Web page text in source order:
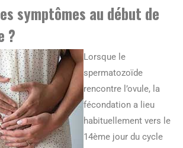
symptômes au début de
?
Lorsque le
spermatozoïde
rencontre l’ovule, la
fécondation a lieu
habituellement vers le
14ème jour du cycle